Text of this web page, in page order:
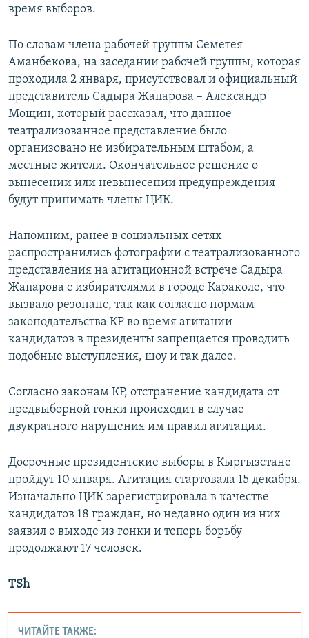
время выборов.
По словам члена рабочей группы Семетея
Аманбекова, на заседании рабочей группы, которая
проходила 2 января, присутствовал и официальный
представитель Садыра Жапарова – Александр
Мощин, который рассказал, что данное
театрализованное представление было
организовано не избирательным штабом, а
местные жители. Окончательное решение о
вынесении или невынесении предупреждения
будут принимать члены ЦИК.
Напомним, ранее в социальных сетях
распространились фотографии с театрализованного
представления на агитационной встрече Садыра
Жапарова с избирателями в городе Караколе, что
вызвало резонанс, так как согласно нормам
законодательства КР во время агитации
кандидатов в президенты запрещается проводить
подобные выступления, шоу и так далее.
Согласно законам КР, отстранение кандидата от
предвыборной гонки происходит в случае
двукратного нарушения им правил агитации.
Досрочные президентские выборы в Кыргызстане
пройдут 10 января. Агитация стартовала 15 декабря.
Изначально ЦИК зарегистрировала в качестве
кандидатов 18 граждан, но недавно один из них
заявил о выходе из гонки и теперь борьбу
продолжают 17 человек.
TSh
ЧИТАЙТЕ ТАКЖЕ: